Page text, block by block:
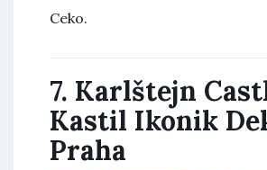
Ceko.
7. Karlštejn
Kastil Ikonik
Praha